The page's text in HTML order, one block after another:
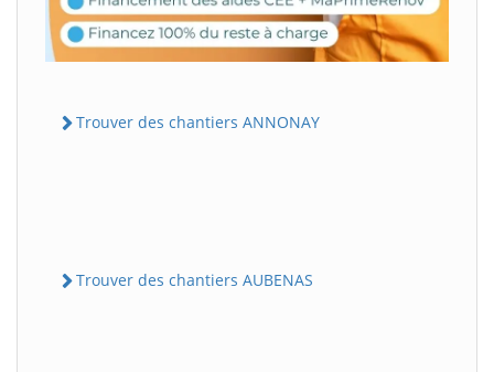
Trouver des chantiers ANNONAY
Trouver des chantiers AUBENAS